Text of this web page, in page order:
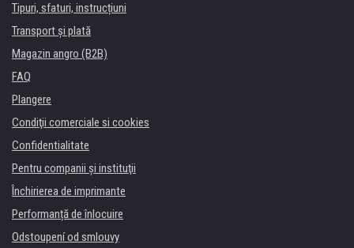
Tipuri, sfaturi, instrucțiuni
Transport şi plată
Magazin angro (B2B)
FAQ
Plangere
Condiţii comerciale si cookies
Confidentialitate
Pentru companii și instituţii
Închirierea de imprimante
Performanță de înlocuire
Odstoupení od smlouvy